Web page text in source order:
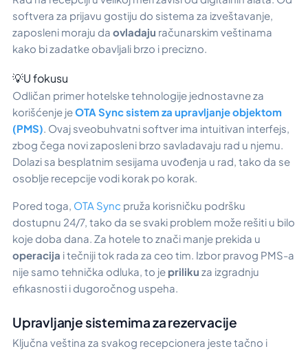
softvera za prijavu gostiju do sistema za izveštavanje,
zaposleni moraju da ovladaju računarskim veštinama
kako bi zadatke obavljali brzo i precizno.
💡U fokusu
Odličan primer hotelske tehnologije jednostavne za
korišćenje jeOTA Sync sistem za upravljanje objektom
(PMS) . Ovaj sveobuhvatni softver ima intuitivan interfejs,
zbog čega novi zaposleni brzo savladavaju rad u njemu.
Dolazi sa besplatnim sesijama uvođenja u rad, tako da se
osoblje recepcije vodi korak po korak.
Pored toga, OTA Sync pruža korisničku podršku
dostupnu 24/7, tako da se svaki problem može rešiti u bilo
koje doba dana. Za hotele to znači manje prekida u
operacija i tečniji tok rada za ceo tim. Izbor pravog PMS-a
nije samo tehnička odluka, to je priliku za izgradnju
efikasnosti i dugoročnog uspeha.
Upravljanje sistemima za rezervacije
Ključna veština za svakog recepcionera jeste tačno i